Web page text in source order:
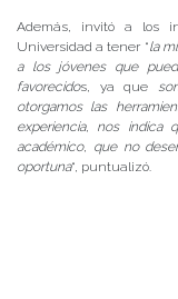
Además, invitó a los
Universidad a tener “la
a los jóvenes que
favorecidos, ya que
otorgamos las
experiencia, nos indica
académico, que no
oportuna“, puntualizó.